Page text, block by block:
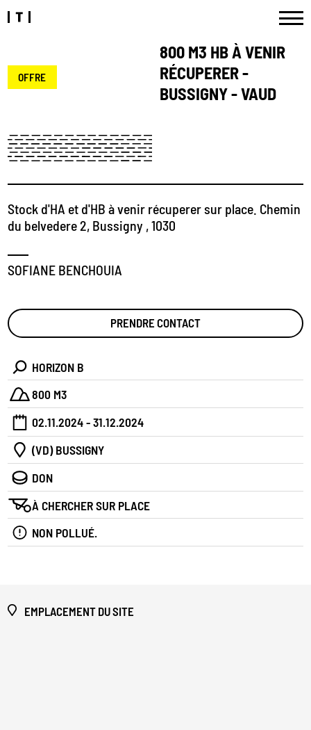
OFFRE
800 M3 HB À VENIR
RÉCUPERER -
BUSSIGNY - VAUD
Stock d'HA et d'HB à venir récuperer sur place. Chemin
du belvedere 2, Bussigny , 1030
SOFIANE BENCHOUIA
PRENDRE CONTACT
HORIZON B
800 M3
02.11.2024 - 31.12.2024
(VD) BUSSIGNY
DON
À CHERCHER SUR PLACE
NON POLLUÉ.
EMPLACEMENT DU SITE